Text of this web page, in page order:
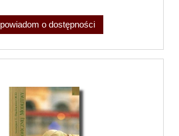
powiadom o dostępności